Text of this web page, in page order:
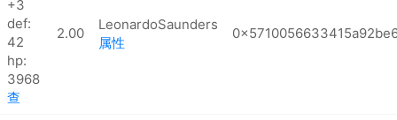
+3
def:
42
hp:
3968
查
2.00
LeonardoSaunders
属性